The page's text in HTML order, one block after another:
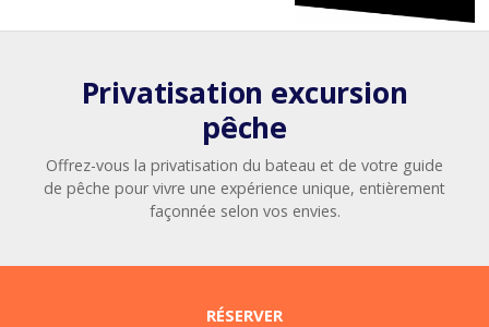
RÉSERVER
Privatisation excursion
pêche
Offrez-vous la privatisation du bateau et de votre guide
de pêche pour vivre une expérience unique, entièrement
façonnée selon vos envies.